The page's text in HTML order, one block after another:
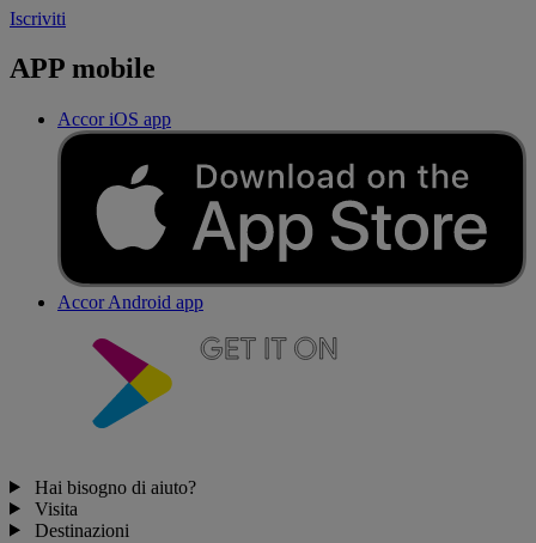
Iscriviti
APP mobile
Accor iOS app
Accor Android app
Hai bisogno di aiuto?
Visita
Destinazioni